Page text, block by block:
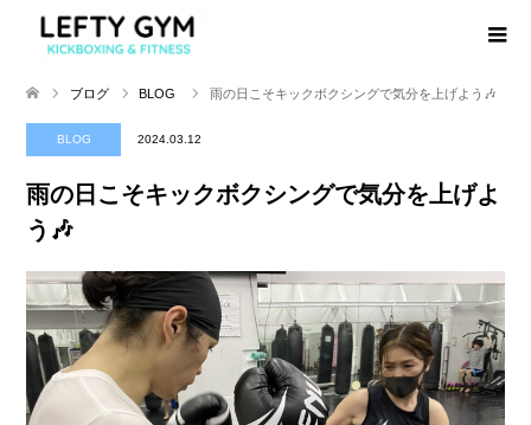
ブログ BLOG 雨の日こそキックボクシングで気分を上げよう🎶
BLOG 2024.03.12
雨の日こそキックボクシングで気分を上げよ
う🎶